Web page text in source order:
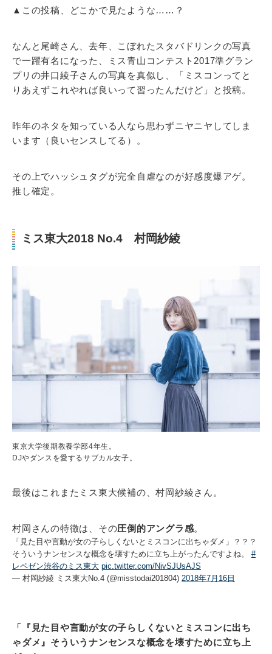
▲この投稿、どこかで見たような……？
なんと尾崎さん、去年、こぼれたスタバドリンクの写真
で一躍有名になった、ミス青山コンテスト2017準グラン
プリの井口綾子さんの写真を真似し、「ミスコンってと
りあえずこれやれば良いって習ったんだけど」と投稿。
昨年のネタを知っている人なら思わずニヤニヤしてしま
います（良いセンスしてる）。
その上でハッシュタグが完全自虐なのが好感度爆アゲ。
推し確定。
ミス東大2018 No.4 村岡紗綾
東京大学後期教養学部4年生。
DJやダンスを愛するサブカル女子。
最後はこれまたミス東大候補の、村岡紗綾さん。
村岡さんの特徴は、その圧倒的アングラ感。
「見た目や言動が女の子らしくないとミスコンに出ちゃダメ」？？？
そういうナンセンスな概念を壊すために立ち上がったんですよね。 #
レペゼン渋谷のミス東大 pic.twitter.com/NivSJUsAJS
— 村岡紗綾 ミス東大No.4 (@misstodai201804) 2018年7月16日
「『見た目や言動が女の子らしくないとミスコンに出ち
ゃダメ』そういうナンセンスな概念を壊すために立ち上